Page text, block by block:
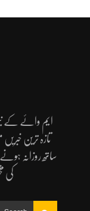
ایم وائے کے
تازہ ترین
ساتھ روزانہ
کی